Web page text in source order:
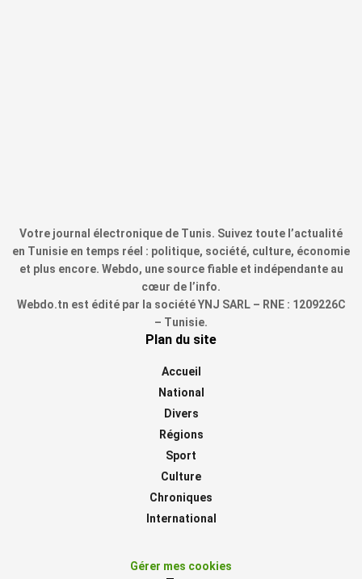
Votre journal électronique de Tunis. Suivez toute l’actualité
en Tunisie en temps réel : politique, société, culture, économie
et plus encore. Webdo, une source fiable et indépendante au
cœur de l’info.
Webdo.tn est édité par la société YNJ SARL – RNE : 1209226C
– Tunisie.
Plan du site
Accueil
National
Divers
Régions
Sport
Culture
Chroniques
International
Gérer mes cookies